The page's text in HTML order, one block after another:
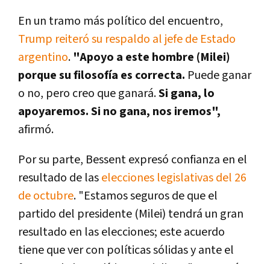
En un tramo más político del encuentro,
Trump reiteró su respaldo al jefe de Estado
argentino. "Apoyo a este hombre (Milei)
porque su filosofía es correcta. Puede ganar
o no, pero creo que ganará.Si gana, lo
apoyaremos. Si no gana, nos iremos",
afirmó.
Por su parte, Bessent expresó confianza en el
resultado de laselecciones legislativas del 26
de octubre. "Estamos seguros de que el
partido del presidente (Milei) tendrá un gran
resultado en las elecciones; este acuerdo
tiene que ver con políticas sólidas y ante el